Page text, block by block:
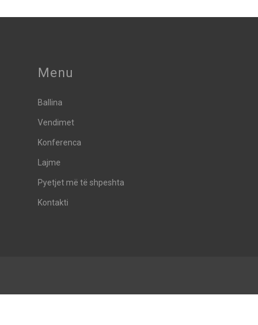
Menu
Ballina
Vendimet
Konferenca
Lajme
Pyetjet më të shpeshta
Kontakti